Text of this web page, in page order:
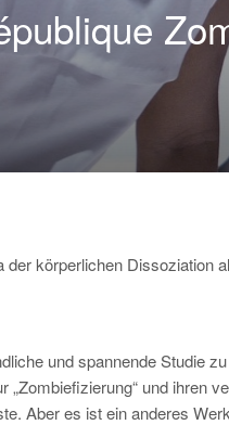
körperlichen Dissoziation
und spannende Studie
und ihren
Aber es ist ein anderes